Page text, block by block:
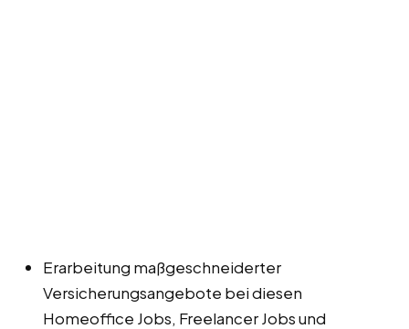
Erarbeitung maßgeschneiderter
Versicherungsangebote bei diesen
Homeoffice Jobs, Freelancer Jobs und